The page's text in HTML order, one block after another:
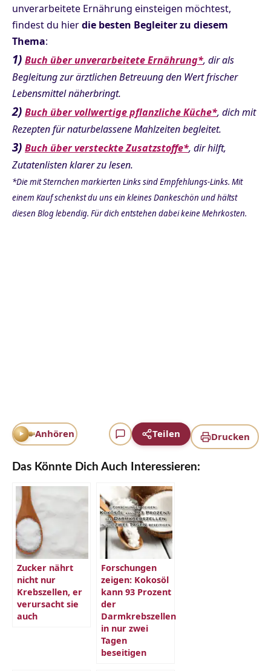
unverarbeitete Ernährung einsteigen möchtest,
findest du hierdie besten Begleiter zu diesem
Thema:
1) Buch über unverarbeitete Ernährung*, dir als
Begleitung zur ärztlichen Betreuung den Wert frischer
Lebensmittel näherbringt.
2) Buch über vollwertige pflanzliche Küche*, dich mit
Rezepten für naturbelassene Mahlzeiten begleitet.
3) Buch über versteckte Zusatzstoffe*, dir hilft,
Zutatenlisten klarer zu lesen.
*Die mit Sternchen markierten Links sind Empfehlungs-Links. Mit
einem Kauf schenkst du uns ein kleines Dankeschön und hältst
diesen Blog lebendig. Für dich entstehen dabei keine Mehrkosten.
Drucken
Anhören Teilen
Das Könnte Dich Auch Interessieren:
Zucker nährt
nicht nur
Krebszellen, er
verursacht sie
auch
Forschungen
zeigen: Kokosöl
kann 93 Prozent
der
Darmkrebszellen
in nur zwei
Tagen
beseitigen